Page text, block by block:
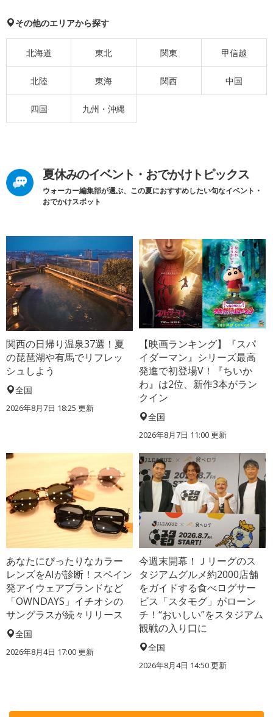
その他のエリアから探す
北海道 東北 関東 甲信越
北陸 東海 関西 中国
四国 九州・沖縄
夏休みのイベント・おでかけトピックス
ウォーカー編集部が選ぶ、この夏におすすめしたい旬なイベント・
おでかけスポット
関西の日帰り温泉37選！夏
の琵琶湖や有馬でリフレッ
シュしよう
全国
2026年8月7日 18:25 更新
【映画ランキング】『スパ
イダーマン』シリーズ最高
発進で初登場V！『ちいか
わ』は2位、新作3本がラン
クイン
全国
2026年8月7日 11:00更新
あなたにぴったりなカラー
レンズをAIが診断！スペイン
発アイウェアブランドなど
「OWNDAYS」イチオシの
サングラスが続々リリース
全国
2026年8月4日 17:00更新
今週末開幕！Ｊリーグのス
タジアムグルメ約2000店舗
をガイドする食べログサー
ビス「スタモグ」がローン
チ！“おいしい”をスタジアム
観戦の入り口に
全国
2026年8月4日 14:50更新